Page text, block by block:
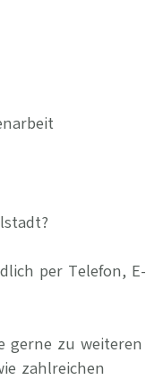
per Telefon, E-
gerne zu weiteren
zahlreichen